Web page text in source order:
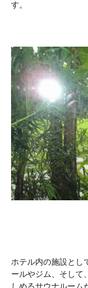
す。
ホテル内の施設とし
ールやジム、そして
しめるサウナルーム